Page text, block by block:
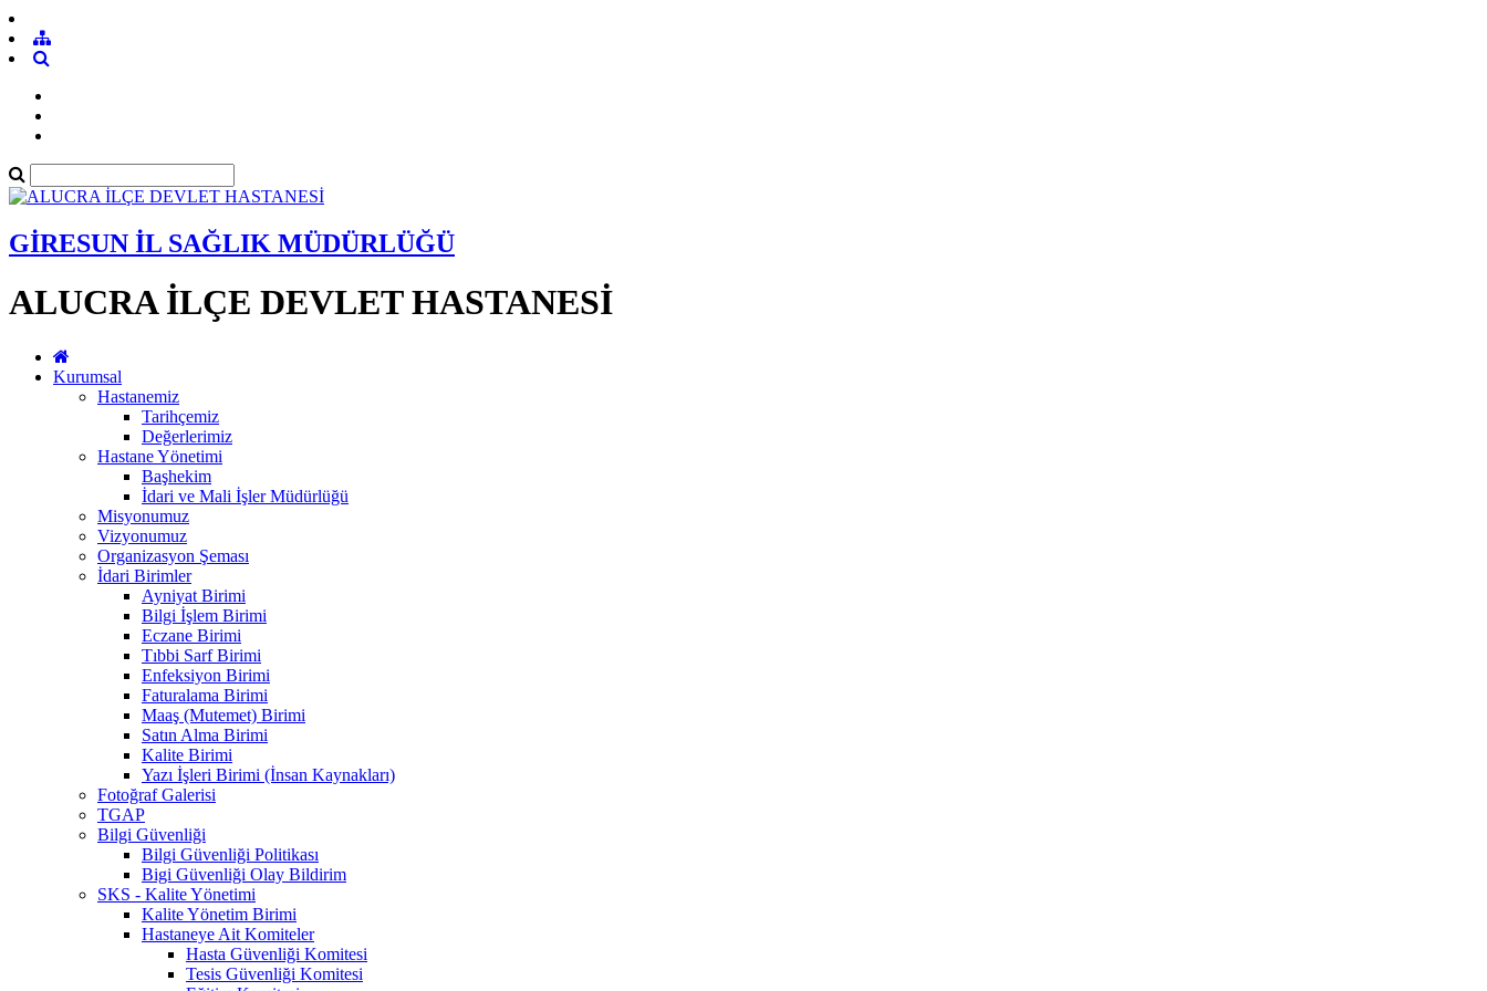
GİRESUN İL SAĞLIK MÜDÜRLÜĞÜ
ALUCRA İLÇE DEVLET HASTANESİ
Kurumsal
Hastanemiz
Tarihçemiz
Değerlerimiz
Hastane Yönetimi
Başhekim
İdari ve Mali İşler Müdürlüğü
Misyonumuz
Vizyonumuz
Organizasyon Şeması
İdari Birimler
Ayniyat Birimi
Bilgi İşlem Birimi
Eczane Birimi
Tıbbi Sarf Birimi
Enfeksiyon Birimi
Faturalama Birimi
Maaş (Mutemet) Birimi
Satın Alma Birimi
Kalite Birimi
Yazı İşleri Birimi (İnsan Kaynakları)
Fotoğraf Galerisi
TGAP
Bilgi Güvenliği
Bilgi Güvenliği Politikası
Bigi Güvenliği Olay Bildirim
SKS - Kalite Yönetimi
Kalite Yönetim Birimi
Hastaneye Ait Komiteler
Hasta Güvenliği Komitesi
Tesis Güvenliği Komitesi